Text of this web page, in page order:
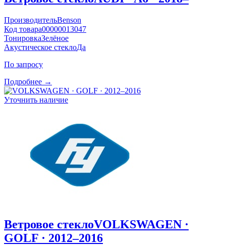
ПроизводительBenson
Код товара00000013047
ТонировкаЗелёное
Акустическое стеклоДа
По запросу
Подробнее →
Уточнить наличие
Ветровое стеклоVOLKSWAGEN ·
GOLF · 2012–2016